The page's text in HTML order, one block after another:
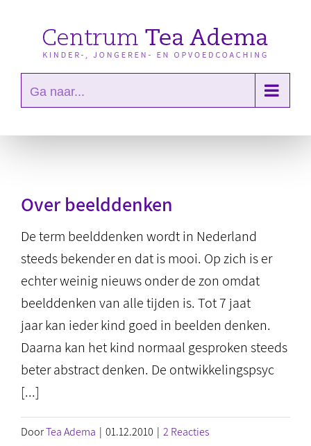
Ga naar...
Over beelddenken
De term beelddenken wordt in Nederland
steeds bekender en dat is mooi. Op zich is er
echter weinig nieuws onder de zon omdat
beelddenken van alle tijden is. Tot 7 jaat
jaar kan ieder kind goed in beelden denken.
Daarna kan het kind normaal gesproken steeds
beter abstract denken. De ontwikkelingspsyc
[...]
DoorTea Adema | 01.12.2010 | 2 Reacties